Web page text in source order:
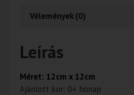
Vélemények (0)
Leírás
Méret: 12cm x 12cm
Ajánlott kor: 0+ hónap